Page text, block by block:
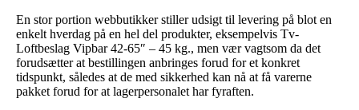
En stor portion webbutikker stiller udsigt til levering på blot en
enkelt hverdag på en hel del produkter, eksempelvis Tv-
Loftbeslag Vipbar 42-65″ – 45 kg., men vær vagtsom da det
forudsætter at bestillingen anbringes forud for et konkret
tidspunkt, således at de med sikkerhed kan nå at få varerne
pakket forud for at lagerpersonalet har fyraften.